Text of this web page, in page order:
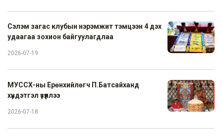
Сэлэм загас клубын нэрэмжит тэмцээн 4 дэх
удаагаа зохион байгуулагдлаа
2026-07-19
МУССХ-ны Ерөнхийлөгч П.Батсайханд
хүндэтгэл үзүүллээ
2026-07-18